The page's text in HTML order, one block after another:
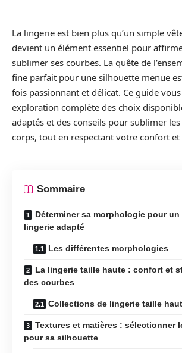
La lingerie est bien plus qu’un simple
devient un élément essentiel pour
sublimer ses courbes. La quête de
fine parfait pour une silhouette menue
fois passionnant et délicat. Ce guide
exploration complète des choix
adaptés et des conseils pour sublimer
corps, tout en respectant votre confort et
Sommaire
Déterminer sa morphologie pour
lingerie adapté
Les différentes morphologies
La lingerie taille haute : confort et
des courbes
Collections de lingerie taille
Textures et matières : sélectionner
pour sa silhouette